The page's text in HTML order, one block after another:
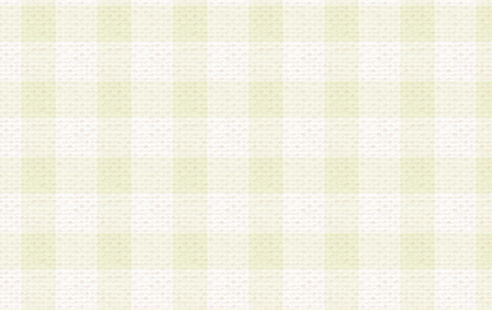
3.前項の定めに拘わらず、当社は、以下の目的に
意を 得ることなく、会員個人を識別できる情報
づき選定した委託業者に対して当社の責任におい
できるものとします。な お、当社は、当該委託
契約を締結しこれを遵守させるとともに、本規約
の注意をもって当該情報を使用させるものとし ま
a.本サービスに係る謝礼、景品、調査サンプル品
b.会員からの電話、メール等の問い合わせなどへ
c.モバイルリサーチ、またはグループ形式による
実施もしくは運営